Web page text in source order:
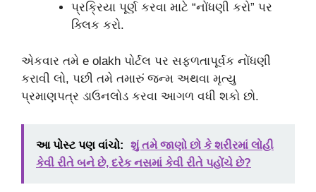
પ્રક્રિયા પૂર્ણ કરવા માટે “નોંધણી કરો” પર
ક્લિક કરો.
એકવાર તમે e olakh પોર્ટલ પર સફળતાપૂર્વક નોંધણી
કરાવી લો, પછી તમે તમારું જન્મ અથવા મૃત્યુ
પ્રમાણપત્ર ડાઉનલોડ કરવા આગળ વધી શકો છો.
આ પોસ્ટ પણ વાંચો:
શું તમે જાણો છો કે શરીરમાં લોહી
કેવી રીતે બને છે, દરેક નસમાં કેવી રીતે પહોંચે છે?